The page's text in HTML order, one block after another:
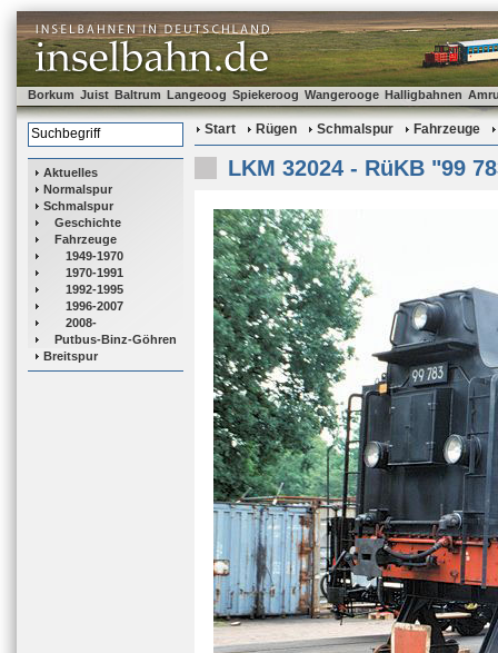
Borkum Juist Baltrum Langeoog Spiekeroog Wangerooge Halligbahnen
Aktuelles
Normalspur
Schmalspur
Geschichte
Fahrzeuge
1949-1970
1970-1991
1992-1995
1996-2007
2008-
Putbus-Binz-Göhren
Breitspur
Start Rügen Schmalspur Fahrzeuge
LKM 32024 - RüKB "99